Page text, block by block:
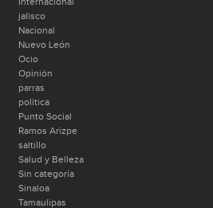
jalisco
Nacional
Nuevo León
Ocio
Opinión
parras
politica
Punto Social
Ramos Arizpe
saltillo
Salud y Belleza
Sin categoría
Sinaloa
Tamaulipas